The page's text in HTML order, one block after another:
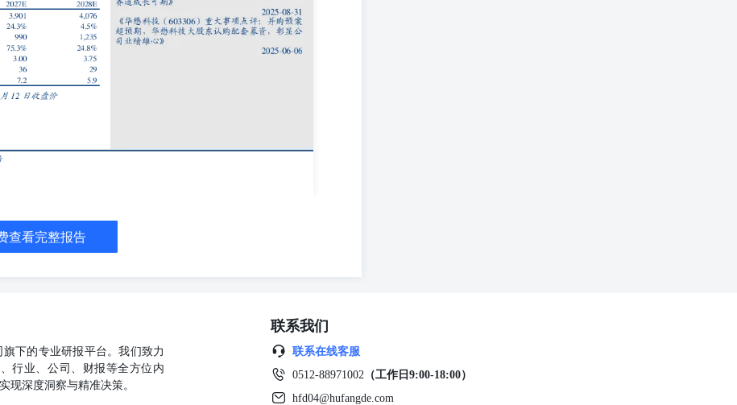
数10%－20%；中性：预期未来6个月内相对基准指数变动幅度在-10%
10%－20%之间。 行业投资评级说明： 推荐：预期未来3-6个月内该行
月内该行业指数变动幅度相对基准指数-5%－5%；回避：预期未来3-6
明 每位负责撰写本研究报告全部或部分内容的分析师在此作以下声明：
议和观点均准确地反映了其个人对该证券或发行人的看法和判断；分析
负有任何直接或者间接的可能责任。 免责声明 本报告仅供华创证券有
。本报告所载信息不构成对所涉及证券的个人投资建议，也未考虑到个
究”，且不得对本报告进行任何有悖原意的引用、删节和修改。 证券
查看完整报告
旗下的专业研报平台。我们致力
行业、公司、财报等全方位内
现深度洞察与精准决策。
联系我们
联系在线客服
0512-88971002 （工作日9:00-18:00）
hfd04@hufangde.com